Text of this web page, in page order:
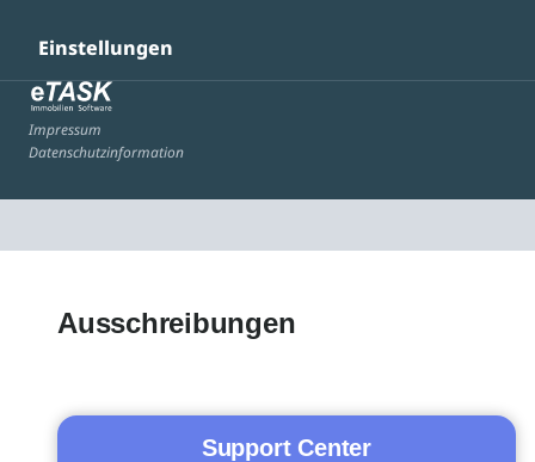
Einstellungen
Impressum
Datenschutzinformation
Ausschreibungen
Support Center